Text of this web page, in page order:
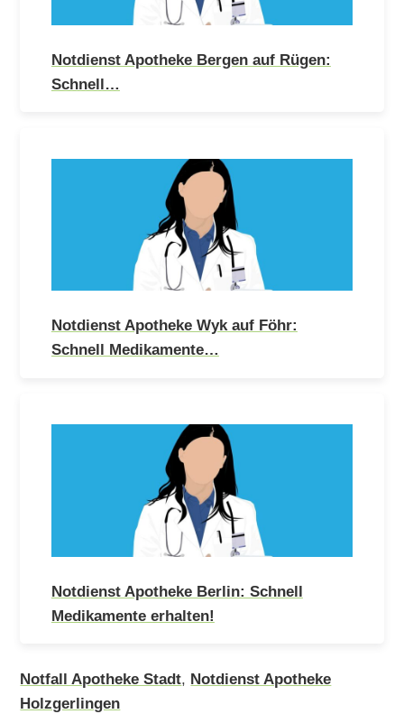
Notdienst Apotheke Bergen auf Rügen:
Schnell…
Notdienst Apotheke Wyk auf Föhr:
Schnell Medikamente…
Notdienst Apotheke Berlin: Schnell
Medikamente erhalten!
Notfall Apotheke Stadt, Notdienst Apotheke
Holzgerlingen